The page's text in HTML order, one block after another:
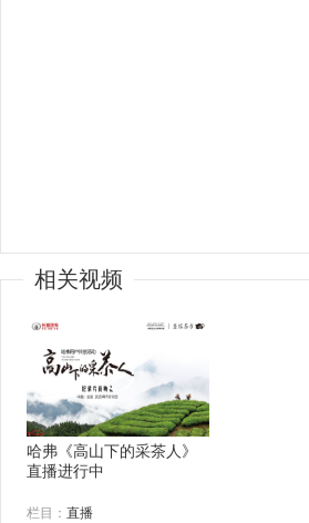
相关视频
哈弗《高山下的采茶人》
直播进行中
栏目： 直播